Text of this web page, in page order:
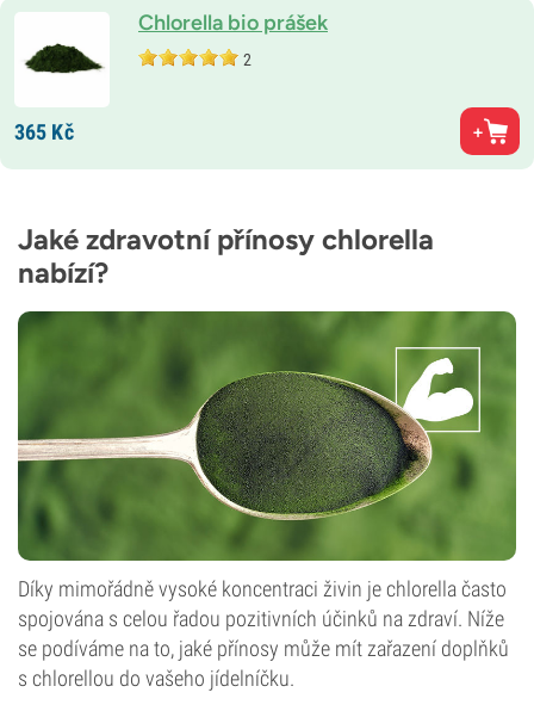
Chlorella bio prášek
2
365 Kč
Jaké zdravotní přínosy chlorella
nabízí?
Díky mimořádně vysoké koncentraci živin je chlorella často
spojována s celou řadou pozitivních účinků na zdraví. Níže
se podíváme na to, jaké přínosy může mít zařazení doplňků
s chlorellou do vašeho jídelníčku.